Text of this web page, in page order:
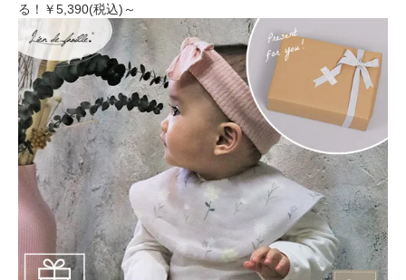
る！ ￥5,390(税込)～